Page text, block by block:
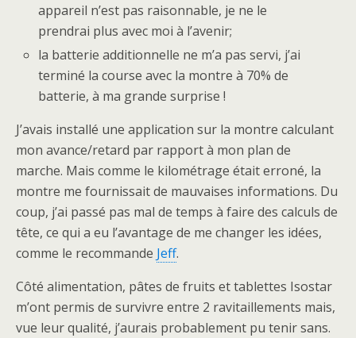
appareil n’est pas raisonnable, je ne le
prendrai plus avec moi à l’avenir;
la batterie additionnelle ne m’a pas servi, j’ai
terminé la course avec la montre à 70% de
batterie, à ma grande surprise !
J’avais installé une application sur la montre calculant
mon avance/retard par rapport à mon plan de
marche. Mais comme le kilométrage était erroné, la
montre me fournissait de mauvaises informations. Du
coup, j’ai passé pas mal de temps à faire des calculs de
tête, ce qui a eu l’avantage de me changer les idées,
comme le recommande Jeff.
Côté alimentation, pâtes de fruits et tablettes Isostar
m’ont permis de survivre entre 2 ravitaillements mais,
vue leur qualité, j’aurais probablement pu tenir sans.